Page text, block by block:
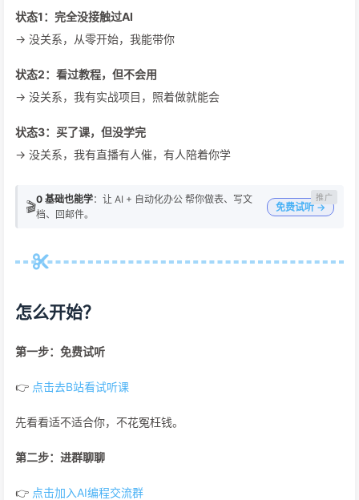
状态1：完全没接触过AI
→ 没关系，从零开始，我能带你
状态2：看过教程，但不会用
→ 没关系，我有实战项目，照着做就能会
状态3：买了课，但没学完
→ 没关系，我有直播有人催，有人陪着你学
🎬0 基础也能学：让 AI + 自动化办公 帮你做表、写文
档、回邮件。
免费试听 →
怎么开始？
第一步：免费试听
👉 点击去B站看试听课
先看看适不适合你，不花冤枉钱。
第二步：进群聊聊
👉 点击加入AI编程交流群